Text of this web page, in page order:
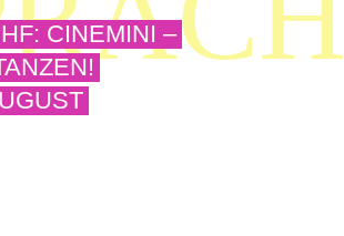
CINEMINI –